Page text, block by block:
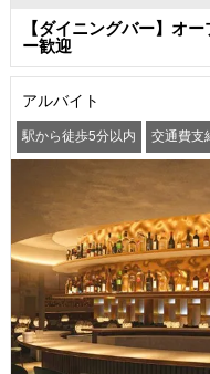
【ダイニングバー】オ
ー歓迎
アルバイト
駅から徒歩5分以内 交通費支